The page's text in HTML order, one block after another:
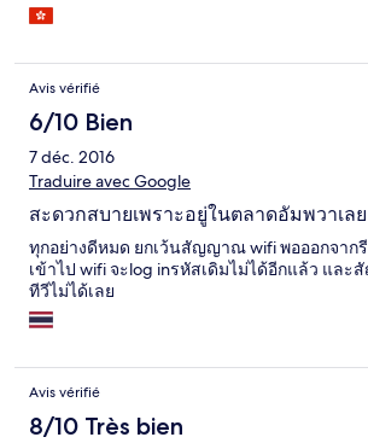
Avis vérifié
6/10 Bien
7 déc. 2016
Traduire avec Google
สะดวกสบายเพราะอยู่ในตลาดอัมพวาเลย
ทุกอย่างดีหมด ยกเว้นสัญญาณ wifi พอออกจาก
เข้าไป wifi จะlog inรหัสเดิมไม่ได้อีกแล้ว แล
ทีวีไม่ได้เลย
Avis vérifié
8/10 Très bien